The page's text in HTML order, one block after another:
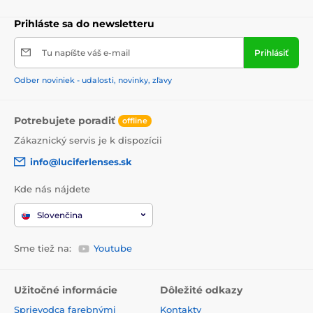
Prihláste sa do newsletteru
Tu napíšte váš e-mail Prihlásiť
Odber noviniek - udalosti, novinky, zľavy
Potrebujete poradiť offline
Zákaznický servis je k dispozícii
info@luciferlenses.sk
Kde nás nájdete
Slovenčina
Sme tiež na: Youtube
Užitočné informácie
Sprievodca farebnými
Dôležité odkazy
Kontakty